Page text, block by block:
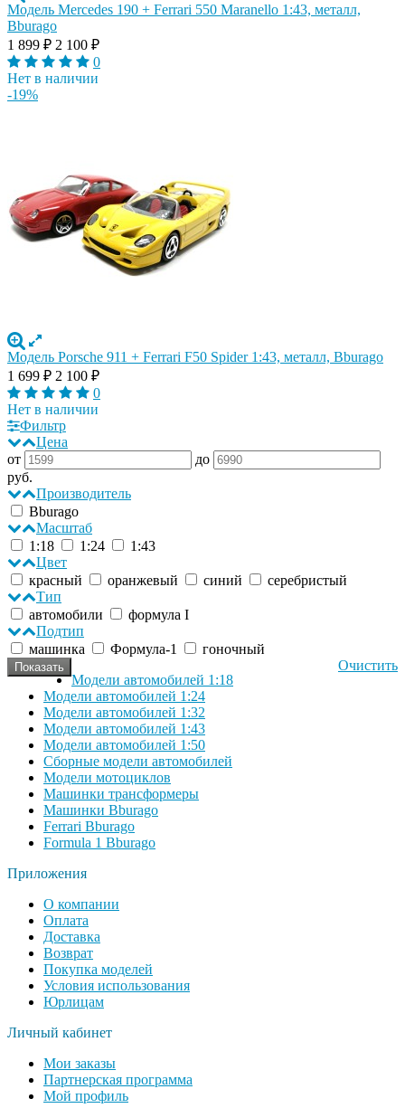
Модель Mercedes 190 + Ferrari 550 Maranello 1:43, металл,
Bburago
1 899 ₽ 2 100 ₽
0
Нет в наличии
-19%
Модель Porsche 911 + Ferrari F50 Spider 1:43, металл, Bburago
1 699 ₽ 2 100 ₽
0
Нет в наличии
Фильтр
Цена
от
до
руб.
Производитель
Bburago
Масштаб
1:18
1:24
1:43
Цвет
красный
оранжевый синий
серебристый
Тип
автомобили
формула I
Подтип
машинка
Формула-1
гоночный
Очистить
Модели автомобилей 1:18
Модели автомобилей 1:24
Модели автомобилей 1:32
Модели автомобилей 1:43
Модели автомобилей 1:50
Сборные модели автомобилей
Модели мотоциклов
Машинки трансформеры
Машинки Bburago
Ferrari Bburago
Formula 1 Bburago
Приложения
О компании
Оплата
Доставка
Возврат
Покупка моделей
Условия использования
Юрлицам
Личный кабинет
Мои заказы
Партнерская программа
Мой профиль